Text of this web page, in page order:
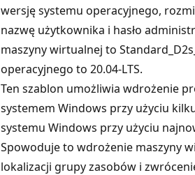
wersję systemu operacyjnego,
nazwę użytkownika i hasło
maszyny wirtualnej to
operacyjnego to 20.04-LTS.
Ten szablon umożliwia wdrożenie
systemem Windows przy użyciu
systemu Windows przy użyciu
Spowoduje to wdrożenie maszyny
lokalizacji grupy zasobów i